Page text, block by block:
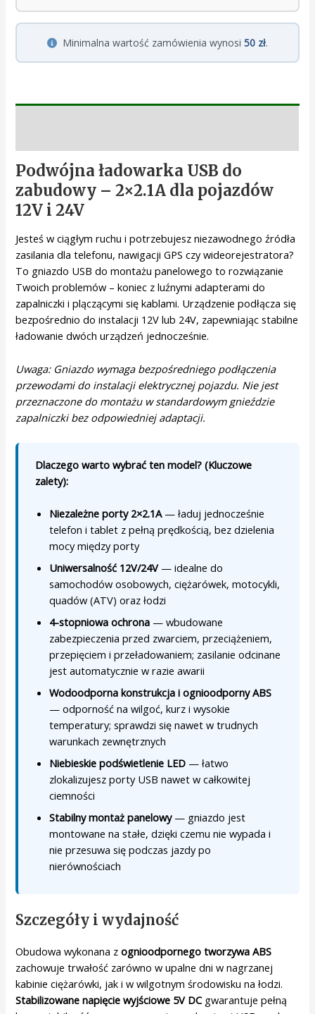
Minimalna wartość zamówienia wynosi 50 zł.
Podwójna ładowarka USB do
zabudowy – 2×2.1A dla pojazdów
12V i 24V
Jesteś w ciągłym ruchu i potrzebujesz niezawodnego źródła
zasilania dla telefonu, nawigacji GPS czy wideorejestratora?
To gniazdo USB do montażu panelowego to rozwiązanie
Twoich problemów – koniec z luźnymi adapterami do
zapalniczki i plączącymi się kablami. Urządzenie podłącza się
bezpośrednio do instalacji 12V lub 24V, zapewniając stabilne
ładowanie dwóch urządzeń jednocześnie.
Uwaga: Gniazdo wymaga bezpośredniego podłączenia
przewodami do instalacji elektrycznej pojazdu. Nie jest
przeznaczone do montażu w standardowym gnieździe
zapalniczki bez odpowiedniej adaptacji.
Dlaczego warto wybrać ten model? (Kluczowe
zalety):
Niezależne porty 2×2.1A— ładuj jednocześnie
telefon i tablet z pełną prędkością, bez dzielenia
mocy między porty
Uniwersalność 12V/24V— idealne do
samochodów osobowych, ciężarówek, motocykli,
quadów (ATV) oraz łodzi
4-stopniowa ochrona — wbudowane
zabezpieczenia przed zwarciem, przeciążeniem,
przepięciem i przeładowaniem; zasilanie odcinane
jest automatycznie w razie awarii
Wodoodporna konstrukcja i ognioodporny ABS
— odporność na wilgoć, kurz i wysokie
temperatury; sprawdzi się nawet w trudnych
warunkach zewnętrznych
Niebieskie podświetlenie LED — łatwo
zlokalizujesz porty USB nawet w całkowitej
ciemności
Stabilny montaż panelowy— gniazdo jest
montowane na stałe, dzięki czemu nie wypada i
nie przesuwa się podczas jazdy po
nierównościach
Szczegóły i wydajność
Obudowa wykonana zognioodpornego tworzywa ABS
zachowuje trwałość zarówno w upalne dni w nagrzanej
kabinie ciężarówki, jak i w wilgotnym środowisku na łodzi.
Stabilizowane napięcie wyjściowe 5V DCgwarantuje pełną